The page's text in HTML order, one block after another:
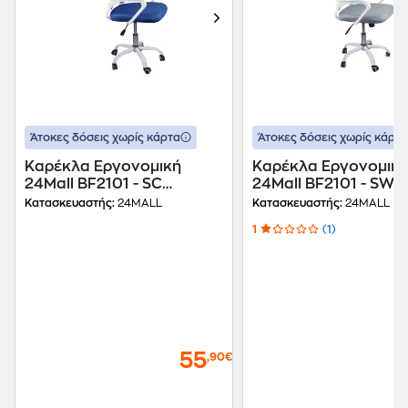
Άτοκες δόσεις χωρίς κάρτα
Καρέκλα Εργονομική
24Mall BF2101 - SC
Υφασμάτινη - Λευκή/Μπλε
Κατασκευαστής: 24MALL
55,90€
Άτοκες δόσεις χωρίς κάρτα
Καρέκλα Εργονομική
24Mall BF2101 - SW
Υφασμάτινη Λευκή/
Κατασκευαστής: 24MALL
1 (1)